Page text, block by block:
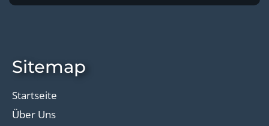
Sitemap
Startseite
Über Uns